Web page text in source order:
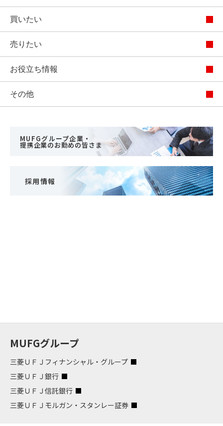
買いたい
売りたい
お役立ち情報
その他
MUFGグループ企業・
提携企業のお勤めの皆さま
採用情報
MUFGグループ
三菱ＵＦＪフィナンシャル・グループ
三菱ＵＦＪ銀行
三菱ＵＦＪ信託銀行
三菱ＵＦＪモルガン・スタンレー証券